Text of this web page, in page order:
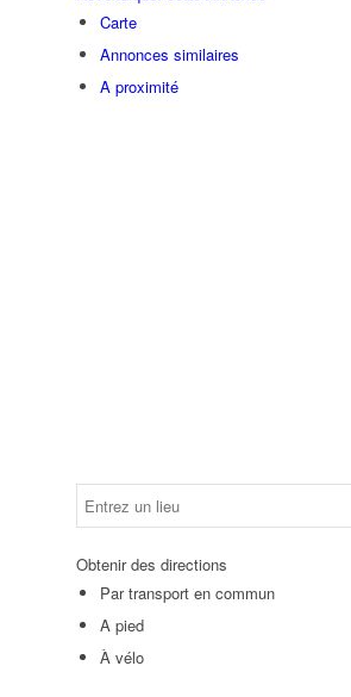
Carte
Annonces similaires
A proximité
Obtenir des directions
Par transport en commun
A pied
À vélo